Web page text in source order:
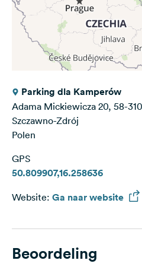
Parking dla Kamperów
Adama Mickiewicza 20, 58-310
Szczawno-Zdrój
Polen
GPS
50.809907,16.258636
Website: Ga naar website
Beoordeling